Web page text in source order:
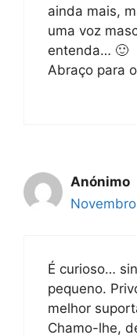
ainda mais,
uma voz
entenda… 🙂
Abraço para
Anónimo
É curioso…
pequeno.
melhor
Chamo-lhe,